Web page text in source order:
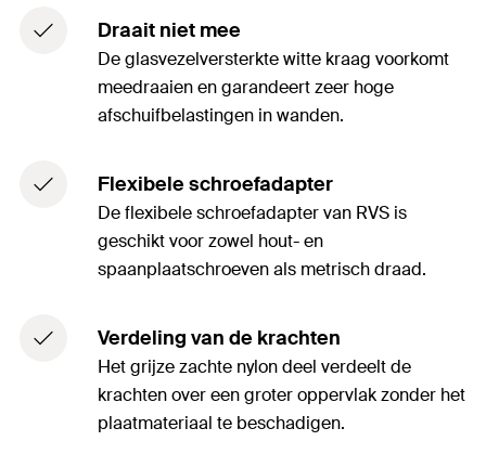
Draait niet mee
De glasvezelversterkte witte kraag voorkomt
meedraaien en garandeert zeer hoge
afschuifbelastingen in wanden.
Flexibele schroefadapter
De flexibele schroefadapter van RVS is
geschikt voor zowel hout- en
spaanplaatschroeven als metrisch draad.
Verdeling van de krachten
Het grijze zachte nylon deel verdeelt de
krachten over een groter oppervlak zonder het
plaatmateriaal te beschadigen.